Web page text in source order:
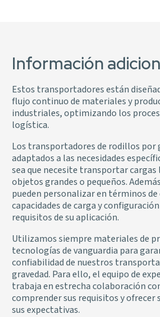
Información
Estos transportadores están
flujo continuo de materiales y
industriales, optimizando los
logística.
Los transportadores de rodillos por
adaptados a las necesidades
sea que necesite transportar cargas
objetos grandes o pequeños.
pueden personalizar en términos
capacidades de carga y
requisitos de su aplicación.
Utilizamos siempre materiales de
tecnologías de vanguardia para
confiabilidad de nuestros
gravedad. Para ello, el equipo de
trabaja en estrecha colaboración
comprender sus requisitos y ofrecer
sus expectativas.